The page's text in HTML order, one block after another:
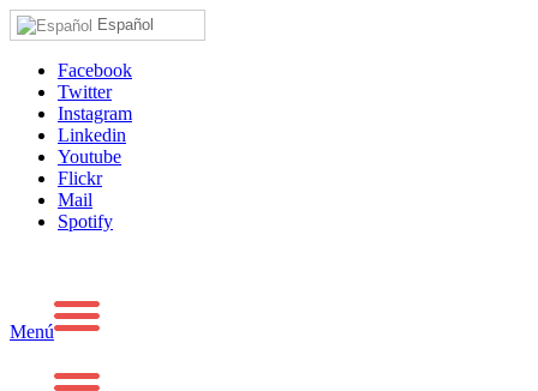
Español
Facebook
Twitter
Instagram
Linkedin
Youtube
Flickr
Mail
Spotify
Menú